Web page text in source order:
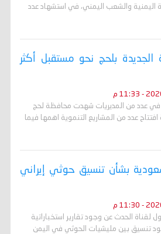
اليمنية والشعب اليمني، في استشهاد عدد
بلحج نحو مستقبل أكثر
في عدد من المديريات شهدت محافظة لحج
افتتاح عدد من المشاريع التنموية اهمها فيما
بشأن تنسيق حوثي إيراني
الحدث عن وجود تقارير استخباراتية
تنسيق بين مليشيات الحوثي في اليمن